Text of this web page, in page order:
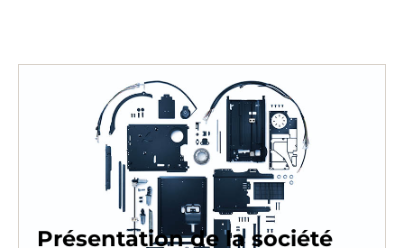
Présentation de la société